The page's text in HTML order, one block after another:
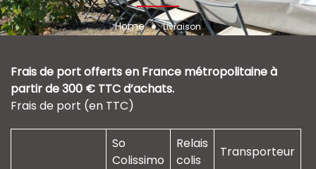
Home Livraison
Frais de port offerts en France métropolitaine à
partir de 300 € TTC d’achats.
Frais de port (en TTC)
So
Colissimo
Relais
colis
Transporteur